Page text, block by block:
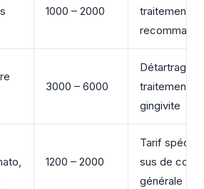
1000 – 2000
traitement
3000 – 6000
Détartrage
traitement
gingivite
1200 – 2000
Tarif
sus de
générale